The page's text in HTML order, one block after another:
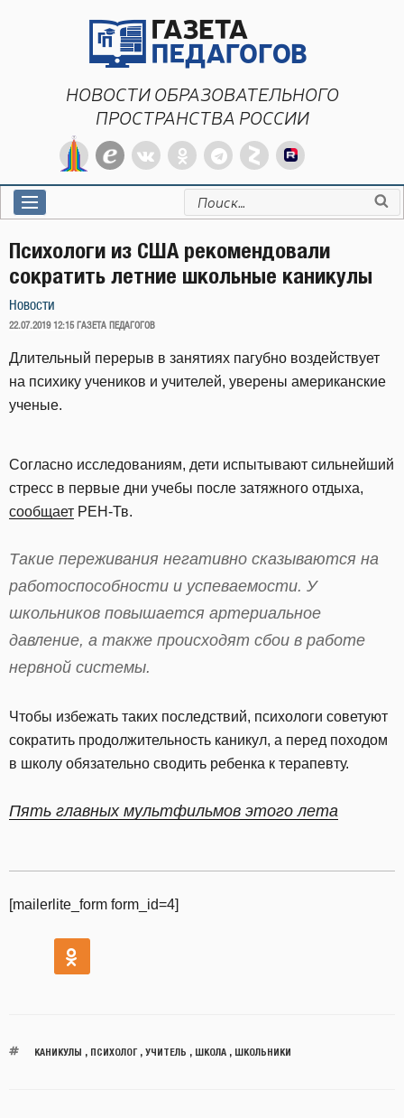
НОВОСТИ ОБРАЗОВАТЕЛЬНОГО
ПРОСТРАНСТВА РОССИИ
Искать:
Психологи из США рекомендовали
сократить летние школьные каникулы
Новости
ОПУБЛИКОВАНО
22.07.2019 12:15 ГАЗЕТА ПЕДАГОГОВ
Длительный перерыв в занятиях пагубно воздействует
на психику учеников и учителей, уверены американские
ученые.
Согласно исследованиям, дети испытывают сильнейший
стресс в первые дни учебы после затяжного отдыха,
сообщает РЕН-Тв.
Такие переживания негативно сказываются на
работоспособности и успеваемости. У
школьников повышается артериальное
давление, а также происходят сбои в работе
нервной системы.
Чтобы избежать таких последствий, психологи советуют
сократить продолжительность каникул, а перед походом
в школу обязательно сводить ребенка к терапевту.
Пять главных мультфильмов этого лета
[mailerlite_form form_id=4]
КАНИКУЛЫ , ПСИХОЛОГ, УЧИТЕЛЬ , ШКОЛА, ШКОЛЬНИКИ